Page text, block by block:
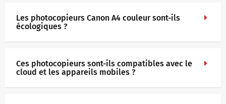
Les photocopieurs Canon A4 couleur sont-ils
écologiques ?
Ces photocopieurs sont-ils compatibles avec le
cloud et les appareils mobiles ?